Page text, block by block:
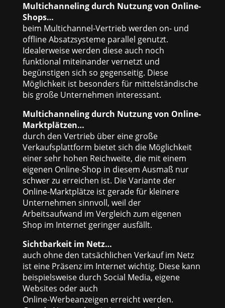
Multichanneling durch Nutzung von Online-
Shops…
beim Multichannel-Vertrieb werden on- und
offline Absatzsysteme parallel genutzt.
Idealerweise werden diese auch noch
funktional miteinander vernetzt und
begünstigen sich so gegenseitig. Diese
Möglichkeit ist besonders für mittelständische
bis große Unternehmen interessant.
Multichanneling durch Nutzung von Online-
Marktplätzen…
durch den Vertrieb über eine große
Verkaufsplattform bietet sich die Möglichkeit
einer sehr hohen Reichweite, die mit einem
eigenen Online-Shop in diesem Ausmaß nur
schwer zu erreichen ist. Die Variante der
Online-Marktplätze ist gerade für kleinere
Unternehmen sinnvoll, weil der
Arbeitsaufwand im Vergleich zum eigenen
Shop im Internet geringer ausfällt.
Sichtbarkeit im Netz…
auch ohne den tatsächlichen Verkauf im Netz
ist eine Präsenz im Internet wichtig. Diese kann
beispielsweise durch Social Media, eigene
Websites oder auch
Online-Werbeanzeigen erreicht werden.